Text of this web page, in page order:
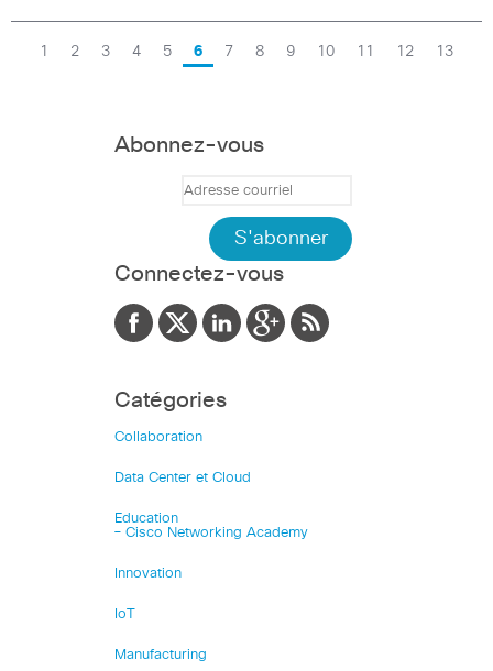
1 2 3 4 5 6 7 8 9 10 11 12 13
Abonnez-vous
Connectez-vous
Catégories
Collaboration
Data Center et Cloud
Education
– Cisco Networking Academy
Innovation
IoT
Manufacturing